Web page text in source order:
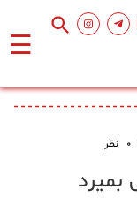
☰
0 نظر
بمیرد